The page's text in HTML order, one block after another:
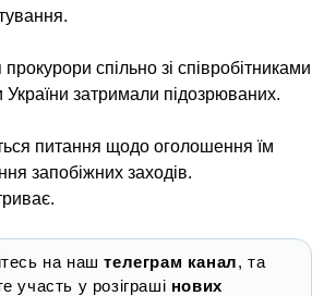
прокурори спільно зі співробітниками
затримали підозрюваних.
питання щодо оголошення їм
запобіжних заходів.
на наштелеграм канал, та
участь у розіграші нових